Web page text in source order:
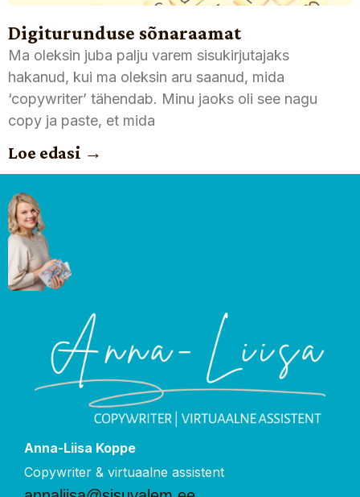
Digiturunduse sõnaraamat
Ma oleksin juba palju varem sisukirjutajaks
hakanud, kui ma oleksin aru saanud, mida
‘copywriter’ tähendab. Minu jaoks oli see nagu
copy ja paste, et mida
Loe edasi →
Anna-Liisa Koppe
Copywriter & virtuaalne assistent